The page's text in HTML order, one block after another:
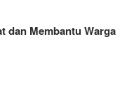
dan Membantu Warga